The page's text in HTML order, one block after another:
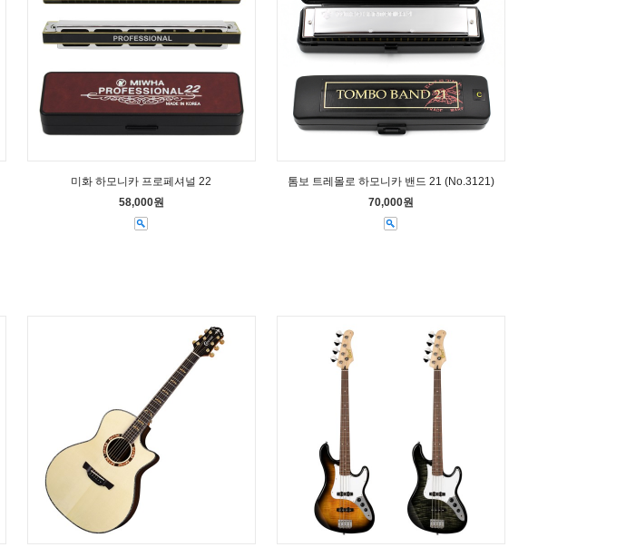
미화 하모니카 프로페셔널 22
58,000원
톰보 트레몰로 하모니카 밴드 21 (No.3121)
70,000원